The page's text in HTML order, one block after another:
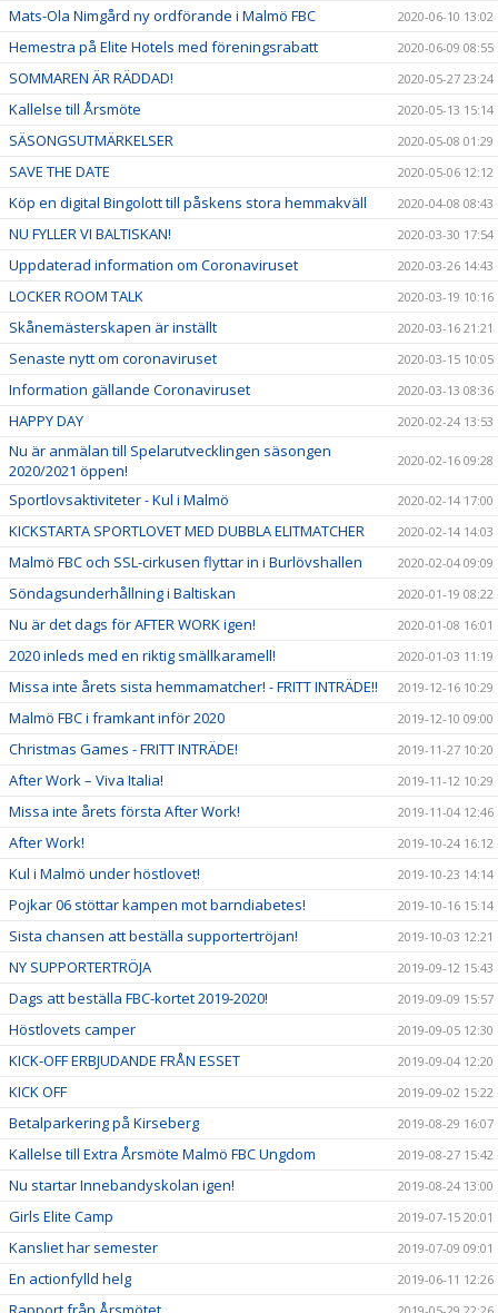
Mats-Ola Nimgård ny ordförande i Malmö FBC 2020-06-10 13:02
Hemestra på Elite Hotels med föreningsrabatt 2020-06-09 08:55
SOMMAREN ÄR RÄDDAD! 2020-05-27 23:24
Kallelse till Årsmöte 2020-05-13 15:14
SÄSONGSUTMÄRKELSER 2020-05-08 01:29
SAVE THE DATE 2020-05-06 12:12
Köp en digital Bingolott till påskens stora hemmakväll 2020-04-08 08:43
NU FYLLER VI BALTISKAN! 2020-03-30 17:54
Uppdaterad information om Coronaviruset 2020-03-26 14:43
LOCKER ROOM TALK 2020-03-19 10:16
Skånemästerskapen är inställt 2020-03-16 21:21
Senaste nytt om coronaviruset 2020-03-15 10:05
Information gällande Coronaviruset 2020-03-13 08:36
HAPPY DAY 2020-02-24 13:53
Nu är anmälan till Spelarutvecklingen säsongen
2020/2021 öppen!
2020-02-16 09:28
Sportlovsaktiviteter - Kul i Malmö 2020-02-14 17:00
KICKSTARTA SPORTLOVET MED DUBBLA ELITMATCHER 2020-02-14 14:03
Malmö FBC och SSL-cirkusen flyttar in i Burlövshallen 2020-02-04 09:09
Söndagsunderhållning i Baltiskan 2020-01-19 08:22
Nu är det dags för AFTER WORK igen! 2020-01-08 16:01
2020 inleds med en riktig smällkaramell! 2020-01-03 11:19
Missa inte årets sista hemmamatcher! - FRITT INTRÄDE!! 2019-12-16 10:29
Malmö FBC i framkant inför 2020 2019-12-10 09:00
Christmas Games - FRITT INTRÄDE! 2019-11-27 10:20
After Work – Viva Italia! 2019-11-12 10:29
Missa inte årets första After Work! 2019-11-04 12:46
After Work! 2019-10-24 16:12
Kul i Malmö under höstlovet! 2019-10-23 14:14
Pojkar 06 stöttar kampen mot barndiabetes! 2019-10-16 15:14
Sista chansen att beställa supportertröjan! 2019-10-03 12:21
NY SUPPORTERTRÖJA 2019-09-12 15:43
Dags att beställa FBC-kortet 2019-2020! 2019-09-09 15:57
Höstlovets camper 2019-09-05 12:30
KICK-OFF ERBJUDANDE FRÅN ESSET 2019-09-04 12:20
KICK OFF 2019-09-02 15:22
Betalparkering på Kirseberg 2019-08-29 16:07
Kallelse till Extra Årsmöte Malmö FBC Ungdom 2019-08-27 15:42
Nu startar Innebandyskolan igen! 2019-08-24 13:00
Girls Elite Camp 2019-07-15 20:01
Kansliet har semester 2019-07-09 09:01
En actionfylld helg 2019-06-11 12:26